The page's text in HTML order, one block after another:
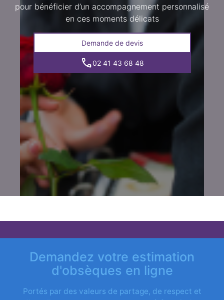
pour bénéficier d’un accompagnement personnalisé
en ces moments délicats
Demande de devis
02 41 43 68 48
Demandez votre estimation
d'obsèques en ligne
Portés par des valeurs de partage, de respect et